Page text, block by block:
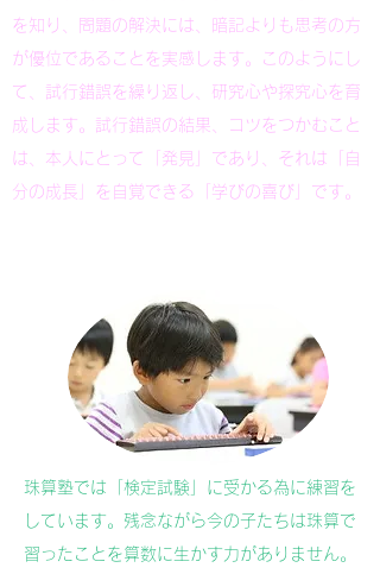
を知り、問題の解決には、暗記よりも思考の方
が優位であることを実感します。このようにし
て、試行錯誤を繰り返し、研究心や探究心を育
成します。試行錯誤の結果、コツをつかむこと
は、本人にとって「発見」であり、それは「自
分の成長」を自覚できる「学びの喜び」です。
珠算塾では「検定試験」に受かる為に練習を
しています。残念ながら今の子たちは珠算で
習ったことを算数に生かす力がありません。